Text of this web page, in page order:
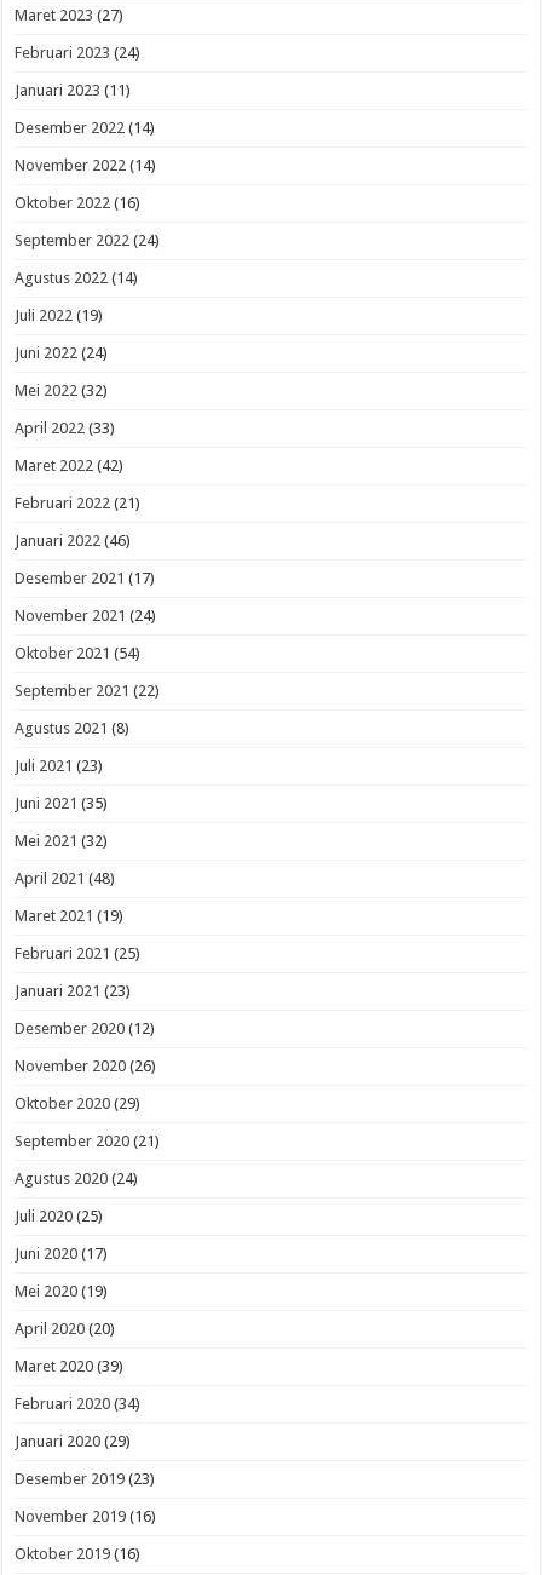
Maret 2023 (27)
Februari 2023 (24)
Januari 2023 (11)
Desember 2022 (14)
November 2022 (14)
Oktober 2022 (16)
September 2022 (24)
Agustus 2022 (14)
Juli 2022 (19)
Juni 2022 (24)
Mei 2022 (32)
April 2022 (33)
Maret 2022 (42)
Februari 2022 (21)
Januari 2022 (46)
Desember 2021 (17)
November 2021 (24)
Oktober 2021 (54)
September 2021 (22)
Agustus 2021 (8)
Juli 2021 (23)
Juni 2021 (35)
Mei 2021 (32)
April 2021 (48)
Maret 2021 (19)
Februari 2021 (25)
Januari 2021 (23)
Desember 2020 (12)
November 2020 (26)
Oktober 2020 (29)
September 2020 (21)
Agustus 2020 (24)
Juli 2020 (25)
Juni 2020 (17)
Mei 2020 (19)
April 2020 (20)
Maret 2020 (39)
Februari 2020 (34)
Januari 2020 (29)
Desember 2019 (23)
November 2019 (16)
Oktober 2019 (16)